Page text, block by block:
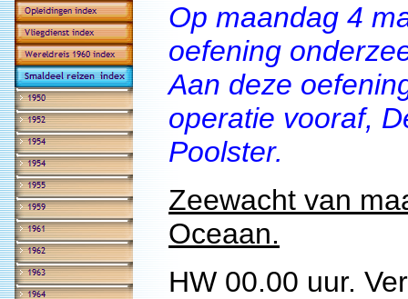
Op maandag 4
oefening
Aan deze
operatie vooraf,
Poolster.
Zeewacht van
Oceaan.
HW 00.00 uur.